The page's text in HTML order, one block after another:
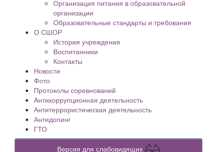
Организация питания в образовательной
организации
Образовательные стандарты и требования
О СШОР
История учреждения
Воспитанники
Контакты
Новости
Фото
Протоколы соревнований
Антикоррупционная деятельность
Антитеррористическая деятельность
Антидопинг
ГТО
Версия для слабовидящих